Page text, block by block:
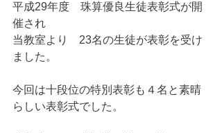
平成29年度　珠算優良生徒表彰式が開
催され
当教室より　23名の生徒が表彰を受け
ました。
今回は十段位の特別表彰も４名と素晴
らしい表彰式でした。